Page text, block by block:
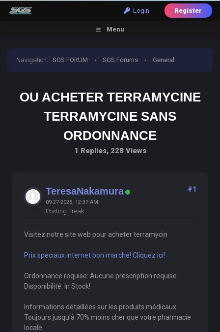
Login Register
Menu
Navigation:SGS FORUM › SGS Forums › General
OU ACHETER TERRAMYCINE
TERRAMYCINE SANS
ORDONNANCE
1 Replies, 228 Views
TeresaNakamura
09-27-2025, 12:37 AM
Posting Freak
#1
Visitez notre site web pour acheter terramycin
Prix speciaux internet bon marche! Cliquez ici!
Ordonnance requise: Aucune prescription requise
Disponibilité: In Stock!
Informations détaillées sur les produits médicaux
Toujours jusqu'à 70% moins cher que votre pharmacie
locale